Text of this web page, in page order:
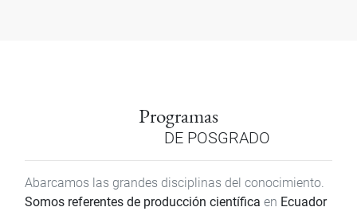
Programas
DE POSGRADO
Abarcamos las grandes disciplinas del conocimiento.
Somos referentes de producción científica en Ecuador